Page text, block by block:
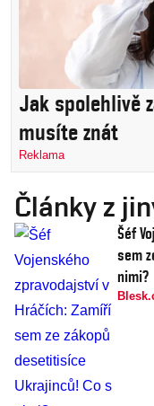
Jak spolehlivě
musíte znát
Reklama
Články z
Šéf
sem
nimi?